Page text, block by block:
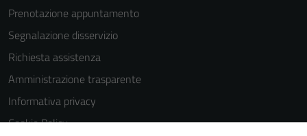
Prenotazione appuntamento
Segnalazione disservizio
Richiesta assistenza
Amministrazione trasparente
Informativa privacy
Cookie Policy